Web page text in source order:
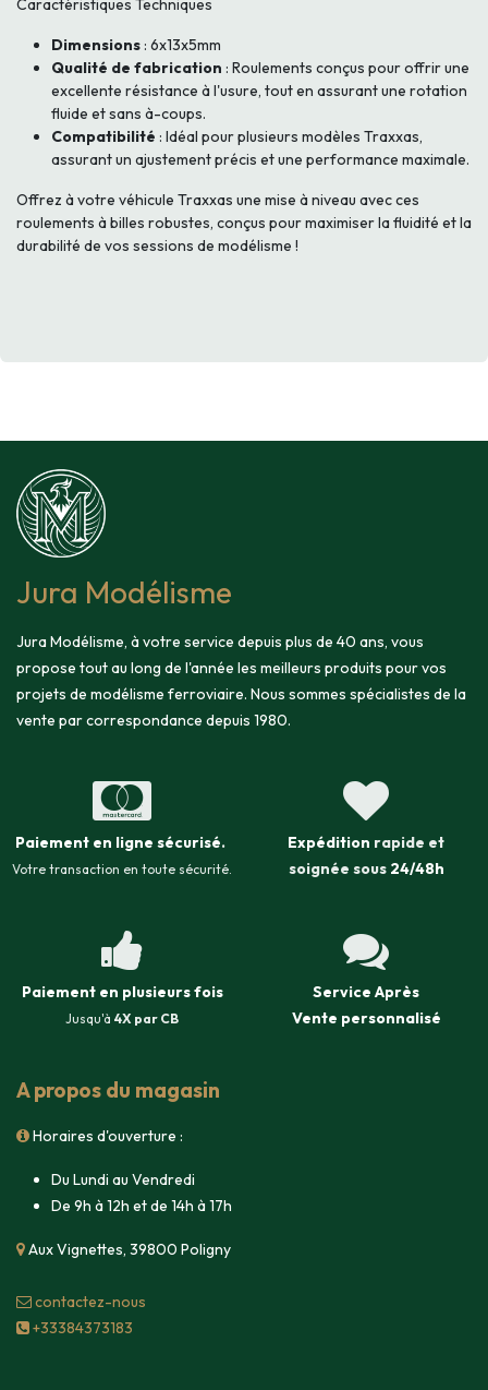
Caractéristiques Techniques
Dimensions : 6x13x5mm
Qualité de fabrication : Roulements conçus pour offrir une
excellente résistance à l'usure, tout en assurant une rotation
fluide et sans à-coups.
Compatibilité : Idéal pour plusieurs modèles Traxxas,
assurant un ajustement précis et une performance maximale.
Offrez à votre véhicule Traxxas une mise à niveau avec ces
roulements à billes robustes, conçus pour maximiser la fluidité et la
durabilité de vos sessions de modélisme !
Jura Modélisme
Jura Modélisme, à votre service depuis plus de 40 ans, vous
propose tout au long de l'année les meilleurs produits pour vos
projets de modélisme ferroviaire. Nous sommes spécialistes de la
vente par correspondance depuis 1980.
Paiement en ligne sécurisé.
Votre transaction en toute sécurité.
Expédition rapide et
soignée sous 24/48h
Paiement en plusieurs fois
Jusqu'à 4X par CB
Service Après
Vente personnalisé
A propos du magasin
Horaires d'ouverture :
Du Lundi au Vendredi
De 9h à 12h et de 14h à 17h
Aux Vignettes, 39800 Poligny
contacte​z-nous
+33384373183